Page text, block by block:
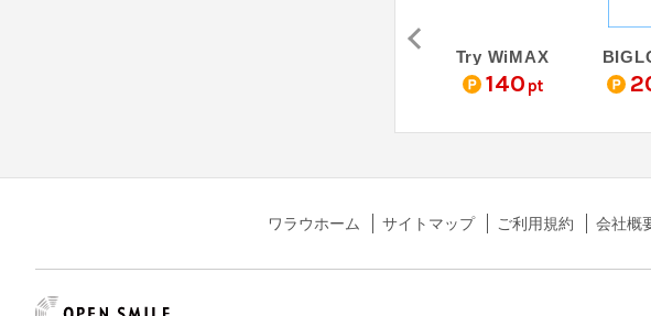
Try WiMAX
140 pt
ワラウホーム サイトマップ ご利用規約 会社概